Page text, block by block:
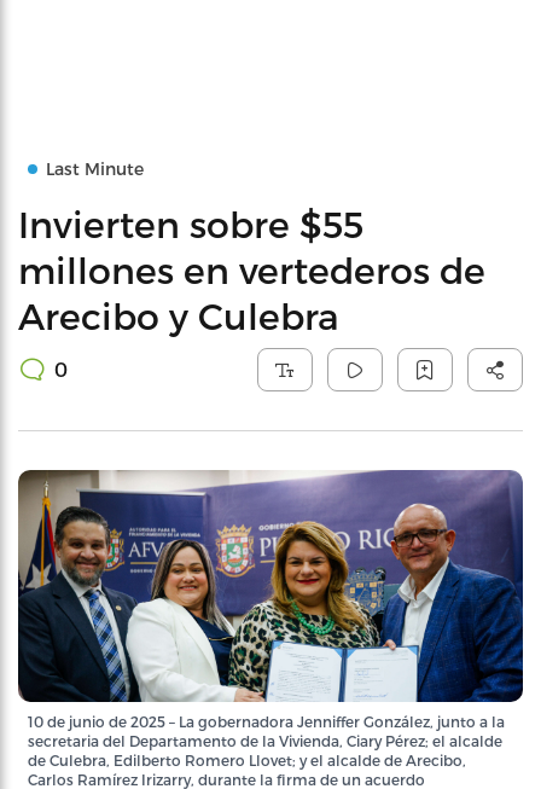
Last Minute
Invierten sobre $55
millones en vertederos de
Arecibo y Culebra
0
10 de junio de 2025 – La gobernadora Jenniffer González, junto a la
secretaria del Departamento de la Vivienda, Ciary Pérez; el alcalde
de Culebra, Edilberto Romero Llovet; y el alcalde de Arecibo,
Carlos Ramírez Irizarry, durante la firma de un acuerdo